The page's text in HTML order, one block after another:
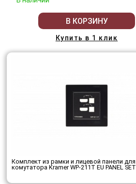
В КОРЗИНУ
Купить в 1 клик
Комплект из рамки и лицевой панели для
комутатора Kramer WP-211T EU PANEL SET